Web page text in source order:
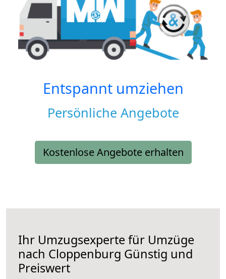
Entspannt umziehen
Persönliche Angebote
Kostenlose Angebote erhalten
Ihr Umzugsexperte für Umzüge
nach Cloppenburg Günstig und
Preiswert